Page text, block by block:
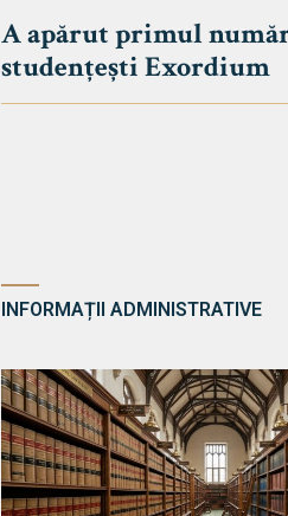
A apărut primul
studențești Exordium
INFORMAȚII ADMINISTRATIVE